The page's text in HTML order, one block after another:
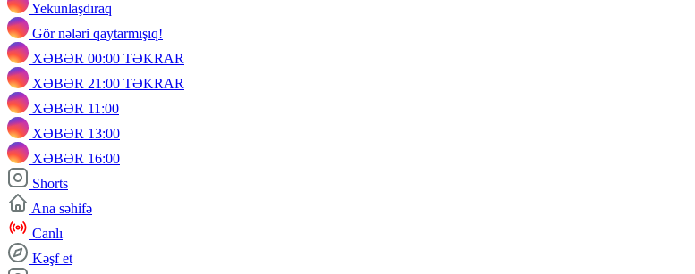
Yekunlaşdıraq
Gör nələri qaytarmışıq!
XƏBƏR 00:00 TƏKRAR
XƏBƏR 21:00 TƏKRAR
XƏBƏR 11:00
XƏBƏR 13:00
XƏBƏR 16:00
Shorts
Ana səhifə
Canlı
Kəşf et